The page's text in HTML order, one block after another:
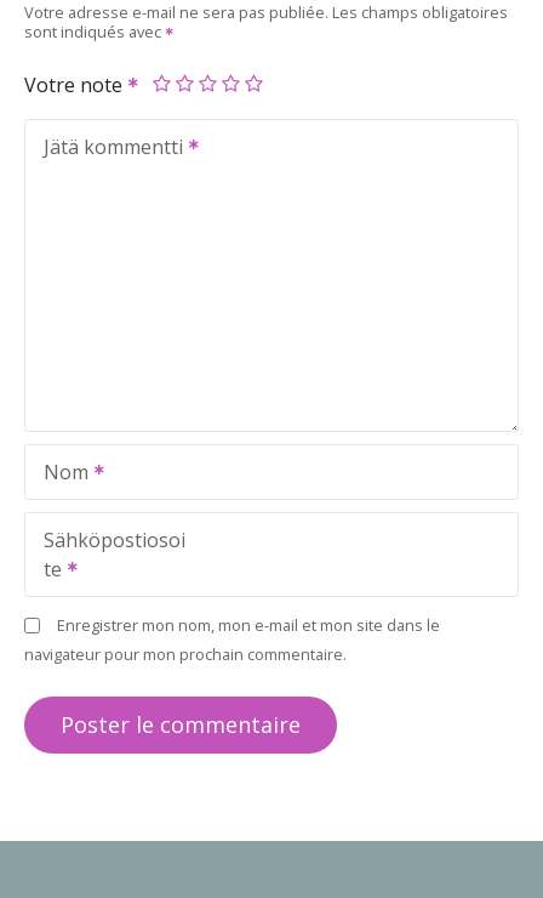
Votre adresse e-mail ne sera pas publiée. Les champs obligatoires
sont indiqués avec
Votre note
Jätä kommentti
Nom
Sähköpostiosoi
te
Enregistrer mon nom, mon e-mail et mon site dans le
navigateur pour mon prochain commentaire.